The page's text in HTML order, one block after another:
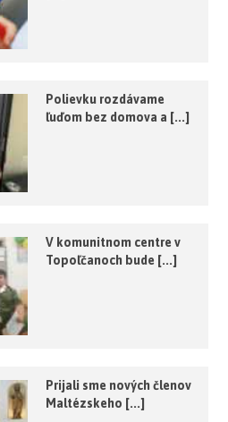
Polievku rozdávame
ľuďom bez domova a [...]
V komunitnom centre v
Topoľčanoch bude [...]
Prijali sme nových členov
Maltézskeho [...]